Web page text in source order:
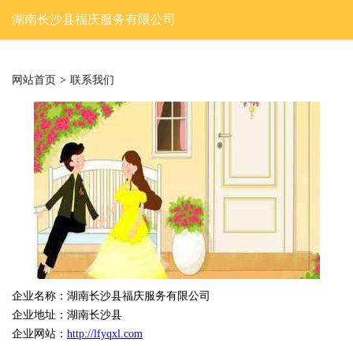
湖南长沙县福庆服务有限公司
网站首页 > 联系我们
企业名称：湖南长沙县福庆服务有限公司
企业地址：湖南长沙县
企业网站： http://lfyqxl.com